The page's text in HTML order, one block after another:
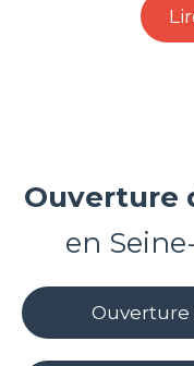
Ouverture
en
Ouverture